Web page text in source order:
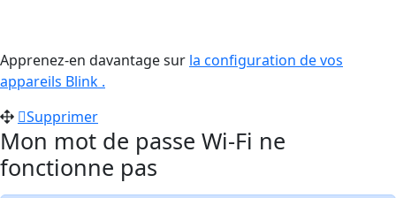
Apprenez-en davantage sur la configuration de vos
appareils Blink .
Supprimer
Mon mot de passe Wi-Fi ne
fonctionne pas